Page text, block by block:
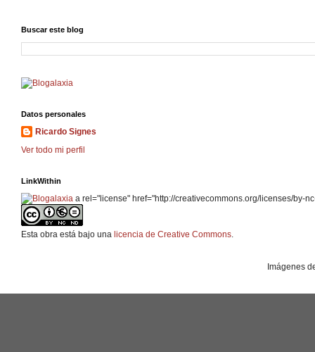
Buscar este blog
Datos personales
Ricardo Signes
Ver todo mi perfil
LinkWithin
a rel="license" href="http://creativecommons.org/licenses/by-
Esta obra está bajo una licencia de Creative Commons
Imágenes